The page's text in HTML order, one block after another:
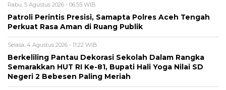
Rabu, 5 Agustus 2026 - 06:55 WIB
Patroli Perintis Presisi, Samapta Polres Aceh Tengah
Perkuat Rasa Aman di Ruang Publik
Selasa, 4 Agustus 2026 - 11:22 WIB
Berkeliling Pantau Dekorasi Sekolah Dalam Rangka
Semarakkan HUT RI Ke-81, Bupati Hali Yoga Nilai SD
Negeri 2 Bebesen Paling Meriah